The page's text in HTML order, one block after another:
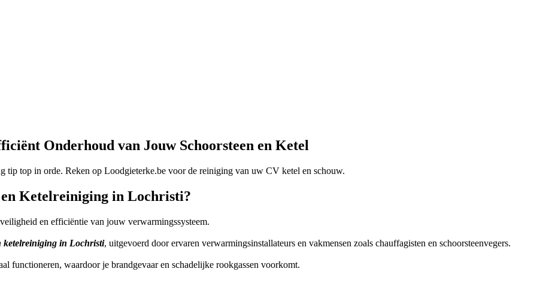
Onderhoud van Jouw Schoorsteen en Ketel
tip top in orde. Reken op Loodgieterke.be voor de reiniging van uw CV ketel en schouw.
en Ketelreiniging in Lochristi?
en efficiëntie van jouw verwarmingssysteem.
ketelreiniging in Lochristi, uitgevoerd door ervaren verwarmingsinstallateurs en vakmensen zoals chauffagisten en schoorsteenvegers.
functioneren, waardoor je brandgevaar en schadelijke rookgassen voorkomt.